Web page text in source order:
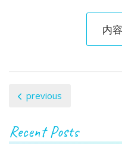
内
投
ナ
previous
Recent Posts